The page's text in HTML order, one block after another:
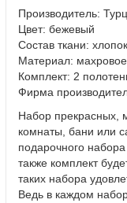
Производитель:
Цвет: бежевый
Состав ткани:
Материал:
Комплект: 2
Фирма
Набор прекрасных,
комнаты, бани или
подарочного
также комплект
таких набора
Ведь в каждом